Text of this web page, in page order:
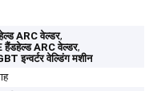
ARC वेल्डर,
ARC वेल्डर,
इन्वर्टर वेल्डिंग मशीन